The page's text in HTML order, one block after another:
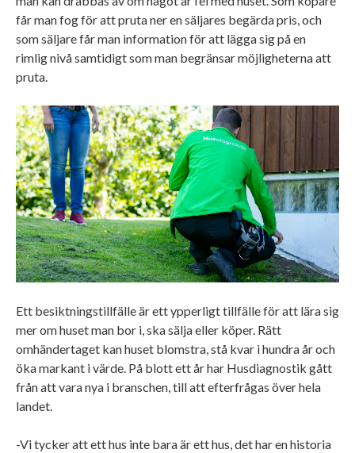
får man fog för att pruta ner en säljares begärda pris, och
som säljare får man information för att lägga sig på en
rimlig nivå samtidigt som man begränsar möjligheterna att
pruta.
Ett besiktningstillfälle är ett ypperligt tillfälle för att lära sig
mer om huset man bor i, ska sälja eller köper. Rätt
omhändertaget kan huset blomstra, stå kvar i hundra år och
öka markant i värde. På blott ett år har Husdiagnostik gått
från att vara nya i branschen, till att efterfrågas över hela
landet.
-Vi tycker att ett hus inte bara är ett hus, det har en historia